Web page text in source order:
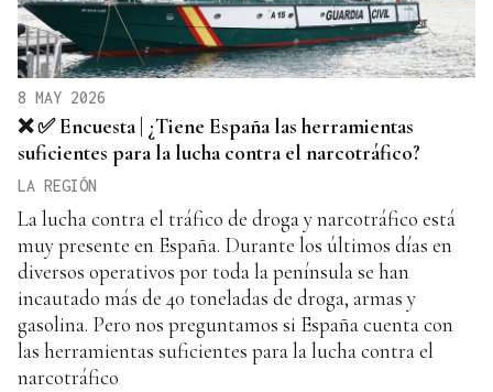
8 MAY 2026
❌ ✅ Encuesta | ¿Tiene España las herramientas
suficientes para la lucha contra el narcotráfico?
LA REGIÓN
La lucha contra el tráfico de droga y narcotráfico está
muy presente en España. Durante los últimos días en
diversos operativos por toda la península se han
incautado más de 40 toneladas de droga, armas y
gasolina. Pero nos preguntamos si España cuenta con
las herramientas suficientes para la lucha contra el
narcotráfico